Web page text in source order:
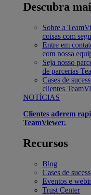
Descubra
Sobre a
coisas com
Entre em
com nossa
Seja nosso
de parcerias
Cases de
clientes
NOTÍCIAS
Clientes aderem
TeamViewer.
Recursos
Blog
Cases de
Eventos e
Trust Center